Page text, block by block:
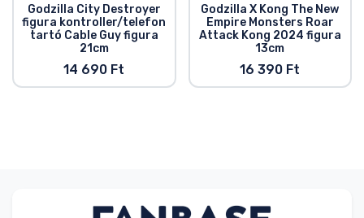
Godzilla City Destroyer
figura kontroller/telefon
tartó Cable Guy figura
21cm
14 690 Ft
Godzilla X Kong The New
Empire Monsters Roar
Attack Kong 2024 figura
13cm
16 390 Ft